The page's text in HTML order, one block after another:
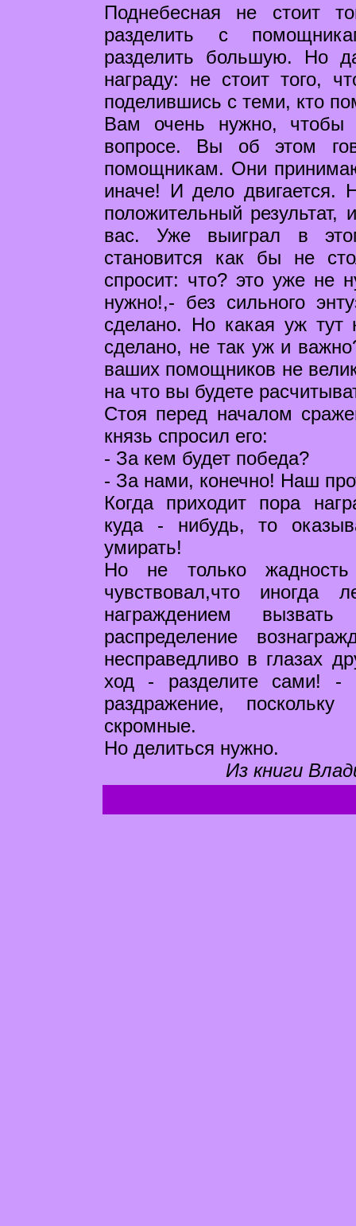
Поднебесная не стоит
разделить с
разделить большую. Но
награду: не стоит того,
поделившись с теми, кто
Вам очень нужно,
вопросе. Вы об этом
помощникам. Они
иначе! И дело двигается.
положительный
вас. Уже выиграл в
становится как бы не
спросит: что? это уже не
нужно!,- без сильного
сделано. Но какая уж тут
сделано, не так уж и
ваших помощников не
на что вы будете
Стоя перед началом
князь спросил его:
- За кем будет победа?
- За нами, конечно! Наш
Когда приходит пора
куда - нибудь, то
умирать!
Но не только
чувствовал,что иногда
награждением
распределение
несправедливо в глазах
ход - разделите сами! -
раздражение,
скромные.
Но делиться нужно.
Из книги